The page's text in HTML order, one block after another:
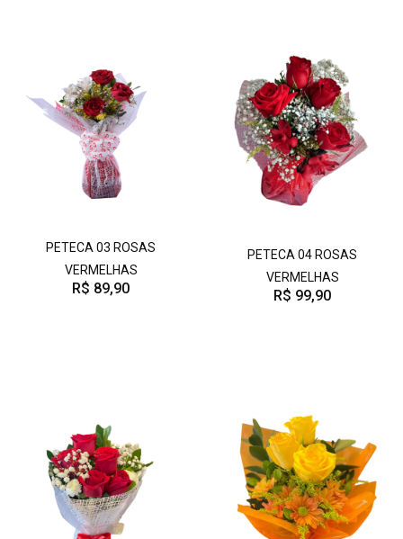
PETECA 03 ROSAS
VERMELHAS
R$ 89,90
PETECA 04 ROSAS
VERMELHAS
R$ 99,90